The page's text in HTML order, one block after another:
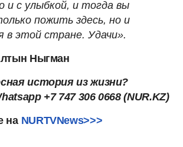
и с улыбкой, и тогда вы
пожить здесь, но и
в этой стране. Удачи».
Ныгман
история из жизни?
+7 747 306 0668 (NUR.KZ)
на NURTVNews>>>